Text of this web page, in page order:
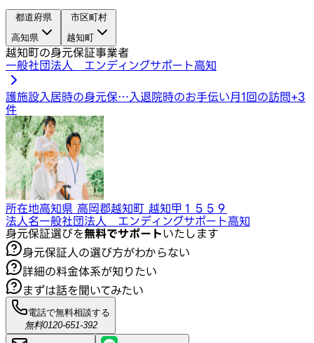
都道府県
高知県
市区町村
越知町
越知町の身元保証事業者
一般社団法人 エンディングサポート高知
護施設入居時の身元保… 入退院時のお手伝い月1回の訪問+3
件
所在地高知県 高岡郡越知町 越知甲１５５９
法人名一般社団法人 エンディングサポート高知
身元保証選びを無料でサポートいたします
身元保証人の選び方がわからない
詳細の料金体系が知りたい
まずは話を聞いてみたい
電話で無料相談する
無料0120-651-392